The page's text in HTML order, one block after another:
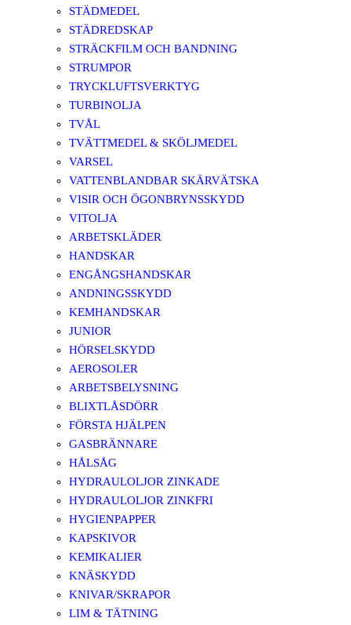
STÄDMEDEL
STÄDREDSKAP
STRÄCKFILM OCH BANDNING
STRUMPOR
TRYCKLUFTSVERKTYG
TURBINOLJA
TVÅL
TVÄTTMEDEL & SKÖLJMEDEL
VARSEL
VATTENBLANDBAR SKÄRVÄTSKA
VISIR OCH ÖGONBRYNSSKYDD
VITOLJA
ARBETSKLÄDER
HANDSKAR
ENGÅNGSHANDSKAR
ANDNINGSSKYDD
KEMHANDSKAR
JUNIOR
HÖRSELSKYDD
AEROSOLER
ARBETSBELYSNING
BLIXTLÅSDÖRR
FÖRSTA HJÄLPEN
GASBRÄNNARE
HÅLSÅG
HYDRAULOLJOR ZINKADE
HYDRAULOLJOR ZINKFRI
HYGIENPAPPER
KAPSKIVOR
KEMIKALIER
KNÄSKYDD
KNIVAR/SKRAPOR
LIM & TÄTNING